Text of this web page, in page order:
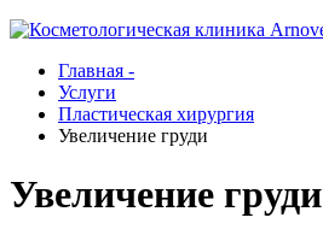
Главная -
Услуги
Пластическая хирургия
Увеличение груди
Увеличение груди